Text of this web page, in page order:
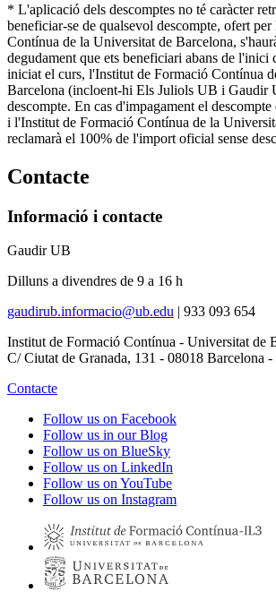
* L'aplicació dels descomptes no té caràcter
beneficiar-se de qualsevol descompte, ofert
Contínua de la Universitat de Barcelona,
degudament que ets beneficiari abans de l'inici
iniciat el curs, l'Institut de Formació Contínua
Barcelona (incloent-hi Els Juliols UB i Gaudir
descompte. En cas d'impagament el
i l'Institut de Formació Contínua de la
reclamarà el 100% de l'import oficial sense
Contacte
Informació i contacte
Gaudir UB
Dilluns a divendres de 9 a 16 h
gaudirub.informacio@ub.edu | 933 093 654
Institut de Formació Contínua - Universitat de
C/ Ciutat de Granada, 131 - 08018 Barcelona -
Contacte
Follow us on Facebook
Follow us in our Blog
Follow us on BlueSky
Follow us on LinkedIn
Follow us on YouTube
Follow us on Instagram